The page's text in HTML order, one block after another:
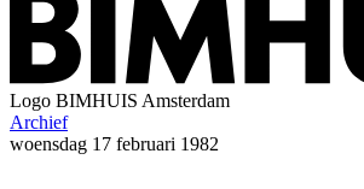
Logo BIMHUIS Amsterdam
Archief
woensdag 17 februari 1982